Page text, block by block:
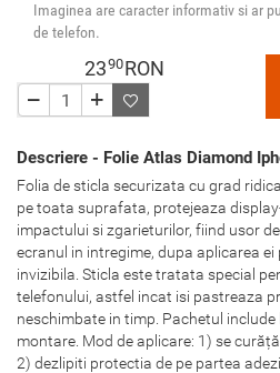
Imaginea are caracter informativ si ar
de telefon.
2390RON
Descriere - Folie Atlas Diamond
Folia de sticla securizata cu grad
pe toata suprafata, protejeaza
impactului si zgarieturilor, fiind usor
ecranul in intregime, dupa aplicarea
invizibila. Sticla este tratata special
telefonului, astfel incat isi pastreaza
neschimbate in timp. Pachetul
montare. Mod de aplicare: 1) se
2) dezlipiti protectia de pe partea